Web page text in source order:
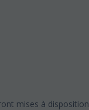
mises à disposition